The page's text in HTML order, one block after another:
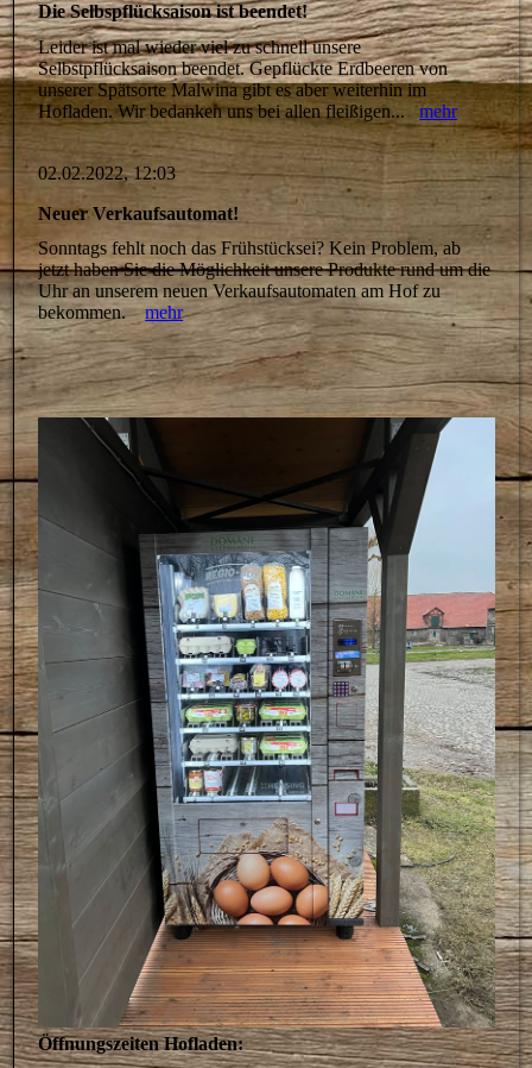
Die Selbspflücksaison ist beendet!
Leider ist mal wieder viel zu schnell unsere
Selbstpflücksaison beendet. Gepflückte Erdbeeren von
unserer Spätsorte Malwina gibt es aber weiterhin im
Hofladen. Wir bedanken uns bei allen fleißigen...mehr
02.02.2022, 12:03
Neuer Verkaufsautomat!
Sonntags fehlt noch das Frühstücksei? Kein Problem, ab
jetzt haben Sie die Möglichkeit unsere Produkte rund um die
Uhr an unserem neuen Verkaufsautomaten am Hof zu
bekommen.mehr
Öffnungszeiten Hofladen: